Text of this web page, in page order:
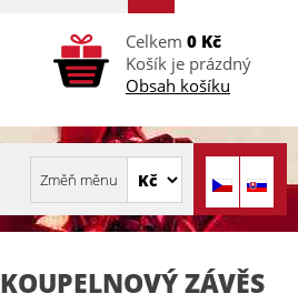
Celkem 0 Kč
Košík je prázdný
Obsah košíku
KOUPELNOVÝ ZÁVĚS